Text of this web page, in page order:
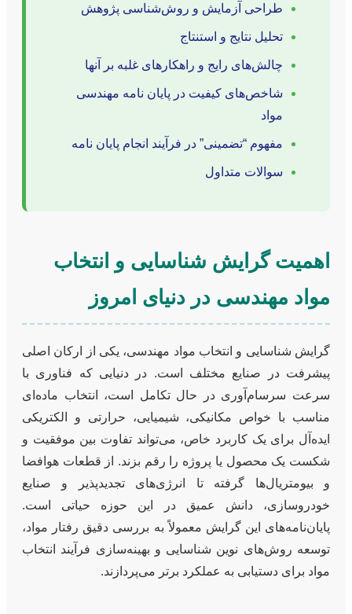
طراحی آزمایش و روش‌شناسی پژوهش
تحلیل نتایج و استنتاج
چالش‌های رایج و راهکارهای غلبه بر آنها
شاخص‌های کیفیت در پایان نامه مهندسی
مواد
مفهوم “تضمینی” در فرآیند انجام پایان نامه
سوالات متداول
اهمیت گرایش شناسایی و انتخاب
مواد مهندسی در دنیای امروز
گرایش شناسایی و انتخاب مواد مهندسی، یکی از ارکان اصلی
پیشرفت در صنایع مختلف است. در دنیایی که فناوری با
سرعت سرسام‌آوری در حال تکامل است، انتخاب ماده‌ای
مناسب با خواص مکانیکی، شیمیایی، حرارتی و الکتریکی
ایده‌آل برای یک کاربرد خاص، می‌تواند تفاوت بین موفقیت و
شکست یک محصول یا پروژه را رقم بزند. از قطعات هوافضا
و بیومتریال‌ها گرفته تا انرژی‌های تجدیدپذیر و صنایع
خودروسازی، دانش عمیق در این حوزه حیاتی است.
پایان‌نامه‌های این گرایش معمولاً به بررسی دقیق رفتار مواد،
توسعه روش‌های نوین شناسایی و بهینه‌سازی فرآیند انتخاب
مواد برای دستیابی به عملکرد برتر می‌پردازند.